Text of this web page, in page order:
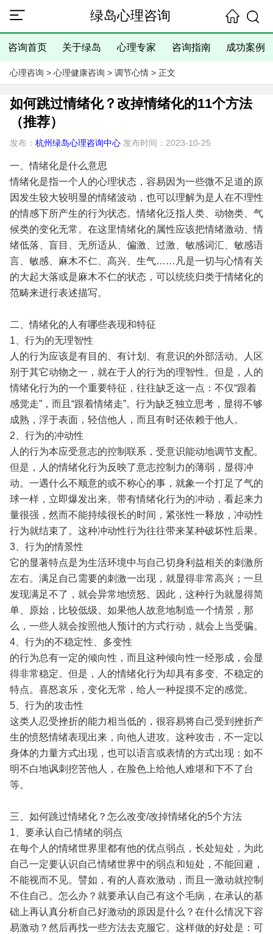
绿岛心理咨询
咨询首页 关于绿岛 心理专家 咨询指南 成功案例
心理咨询 > 心理健康咨询 > 调节心情> 正文
如何跳过情绪化？改掉情绪化的11个方法
（推荐）
发布： 杭州绿岛心理咨询中心发布时间：2023-10-25
一、情绪化是什么意思
情绪化是指一个人的心理状态，容易因为一些微不足道的原
因发生较大较明显的情绪波动，也可以理解为是人在不理性
的情感下所产生的行为状态。情绪化泛指人类、动物类、气
候类的变化无常。在这里情绪化的属性应该把情绪激动、情
绪低落、盲目、无所适从、偏激、过激、敏感词汇、敏感语
言、敏感、麻木不仁、高兴、生气……凡是一切与心情有关
的大起大落或是麻木不仁的状态，可以统统归类于情绪化的
范畴来进行表述描写。
二、情绪化的人有哪些表现和特征
1、行为的无理智性
人的行为应该是有目的、有计划、有意识的外部活动。人区
别于其它动物之一，就在于人的行为的理智性。但是，人的
情绪化行为的一个重要特征，往往缺乏这一点：不仅“跟着
感觉走”，而且“跟着情绪走”。行为缺乏独立思考，显得不够
成熟，浮于表面，轻信他人，而且有时还依赖于他人。
2、行为的冲动性
人的行为本应受意志的控制联系，受意识能动地调节支配。
但是，人的情绪化行为反映了意志控制力的薄弱，显得冲
动。一遇什么不顺意的或不称心的事，就象一个打足了气的
球一样，立即爆发出来。带有情绪化行为的冲动，看起来力
量很强，然而不能持续很长的时间，紧张性一释放，冲动性
行为就结束了。这种冲动性行为往往带来某种破坏性后果。
3、行为的情景性
它的显著特点是为生活环境中与自己切身利益相关的刺激所
左右。满足自己需要的刺激一出现，就显得非常高兴；一旦
发现满足不了，就会异常地愤怒。因此，这种行为就显得简
单、原始，比较低级。如果他人故意地制造一个情景，那
么，一些人就会按照他人预计的方式行动，就会上当受骗。
4、行为的不稳定性、多变性
的行为总有一定的倾向性，而且这种倾向性一经形成，会显
得非常稳定。但是，人的情绪化行为却具有多变、不稳定的
特点。喜怒哀乐，变化无常，给人一种捉摸不定的感觉。
5、行为的攻击性
这类人忍受挫折的能力相当低的，很容易将自己受到挫折产
生的愤怒情绪表现出来，向他人进攻。这种攻击，不一定以
身体的力量方式出现，也可以语言或表情的方式出现：如不
明不白地讽刺挖苦他人，在脸色上给他人难堪和下不了台
等。
三、如何跳过情绪化？怎么改变/改掉情绪化的5个方法
1、要承认自己情绪的弱点
在每个人的情绪世界里都有他的优点弱点，长处短处，为此
自己一定要认识自己情绪世界中的弱点和短处，不能回避，
不能视而不见。譬如，有的人喜欢激动，而且一激动就控制
不住自己。怎么办？就要承认自己有这个毛病，在承认的基
础上再认真分析自己好激动的原因是什么？在什么情况下容
易激动？然后再找一些方法去克服它。这样做的好处是：可